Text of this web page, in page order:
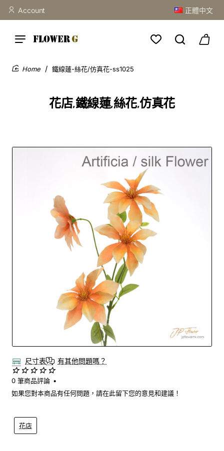
Account 正體中文
花店,鐵線蓮,絲花,仿真花
鐵線蓮-絲花/仿真花-ss1025
尺寸表 有其他問題嗎？
花店
0 筆商品評論 •
如果您對本商品有任何問題，請在此留下您的意見和建議！